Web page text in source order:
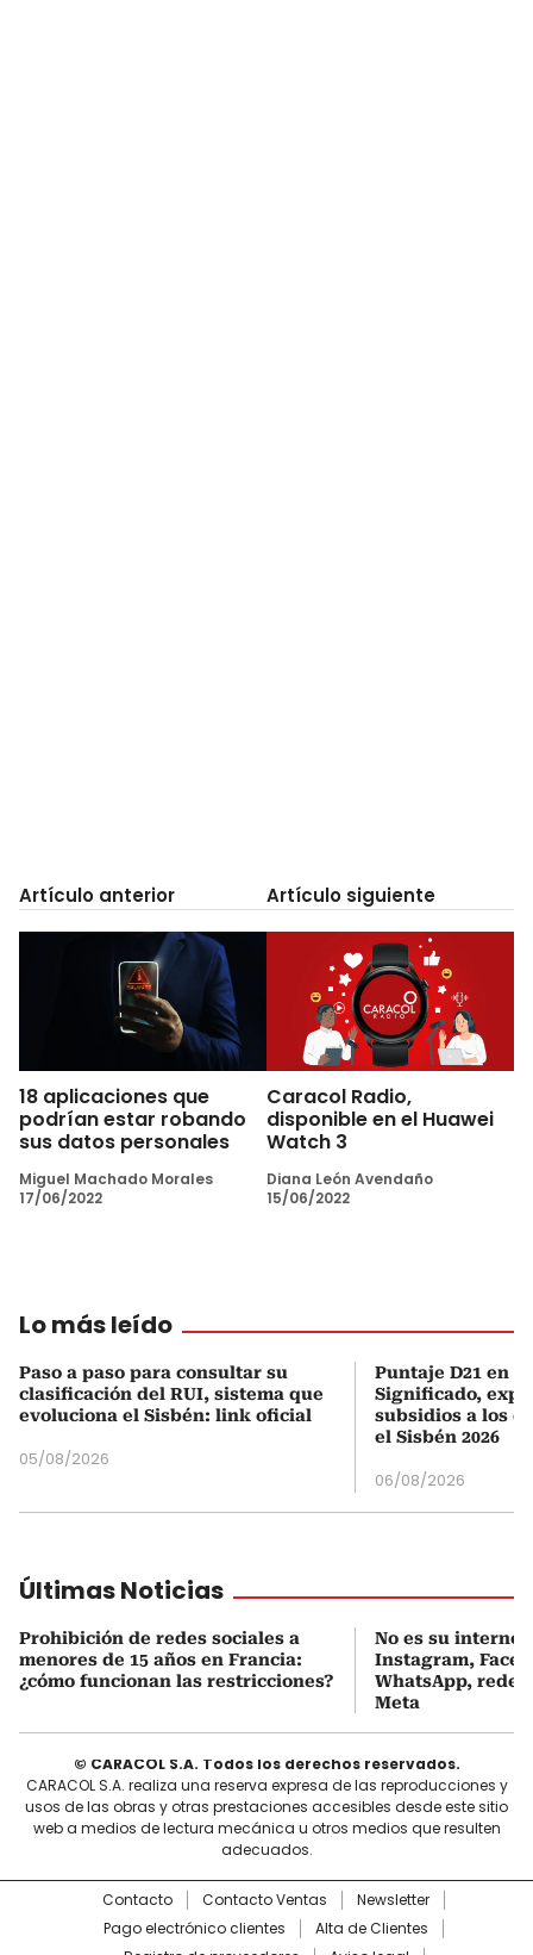
Artículo anterior
18 aplicaciones que
podrían estar robando
sus datos personales
Miguel Machado Morales
17/06/2022
Artículo siguiente
Caracol Radio,
disponible en el Huawei
Watch 3
Diana León Avendaño
15/06/2022
Lo más leído
Paso a paso para consultar su
clasificación del RUI, sistema que
evoluciona el Sisbén: link oficial
05/08/2026
Puntaje D21 en
Significado,
subsidios a los
el Sisbén 2026
06/08/2026
Últimas Noticias
Prohibición de redes sociales a
menores de 15 años en Francia:
¿cómo funcionan las restricciones?
No es su
Instagram,
WhatsApp, redes
Meta
© CARACOL S.A. Todos los derechos reservados.
CARACOL S.A. realiza una reserva expresa de las reproducciones y
usos de las obras y otras prestaciones accesibles desde este sitio
web a medios de lectura mecánica u otros medios que resulten
adecuados.
Contacto Contacto Ventas
Newsletter
Pago electrónico clientes
Alta de Clientes